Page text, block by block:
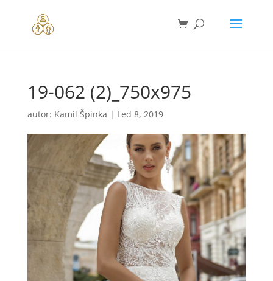
19-062 (2)_750x975
autor: Kamil Špinka | Led 8, 2019